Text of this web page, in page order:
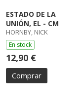
ESTADO DE LA
UNIÓN, EL - CM
HORNBY, NICK
En stock
12,90 €
Comprar